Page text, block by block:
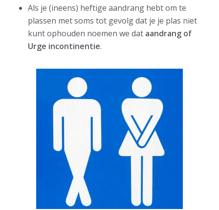
Als je (ineens) heftige aandrang hebt om te
plassen met soms tot gevolg dat je je plas niet
kunt ophouden noemen we dat aandrang of
Urge incontinentie.